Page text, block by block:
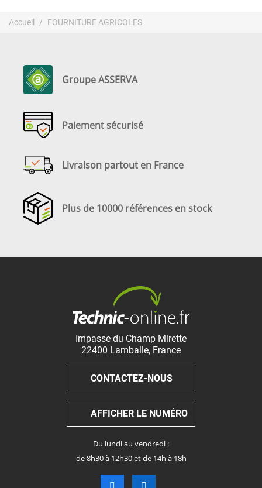
Accueil FOURNITURE AGRICOLES
Groupe ASSERVA
Paiement sécurisé
Livraison partout en France
Plus de 10000 références en stock
Impasse du Champ Mirette
22400 Lamballe, France
CONTACTEZ-NOUS
AFFICHER LE NUMÉRO
Du lundi au vendredi :
de 8h30 à 12h30 et de 14h à 18h